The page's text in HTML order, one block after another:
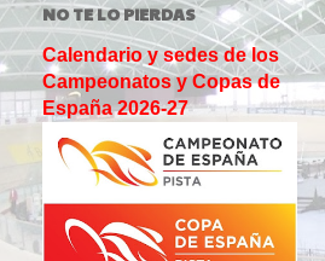
NO TE LO PIERDAS
Calendario y sedes de los
Campeonatos y Copas de
España 2026-27